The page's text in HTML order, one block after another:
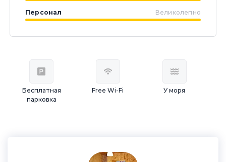
Персонал Великолепно
Бесплатная
парковка
Free Wi-Fi У моря